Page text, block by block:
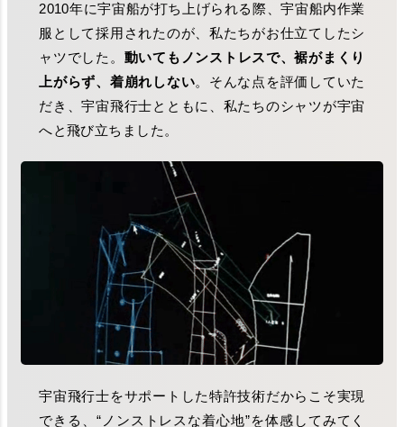
2010年に宇宙船が打ち上げられる際、宇宙船内作業
服として採用されたのが、私たちがお仕立てしたシ
ャツでした。 動いてもノンストレスで、裾がまくり
上がらず、着崩れしない。そんな点を評価していた
だき、宇宙飛行士とともに、私たちのシャツが宇宙
へと飛び立ちました。
宇宙飛行士をサポートした特許技術だからこそ実現
できる、“ノンストレスな着心地”を体感してみてく